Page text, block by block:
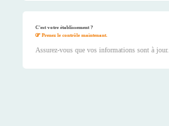
C'est votre établissement ?
Prenez le contrôle maintenant.
Assurez-vous que vos informations sont à jour.